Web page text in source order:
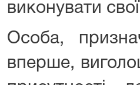
виконувати
Особа,
вперше,